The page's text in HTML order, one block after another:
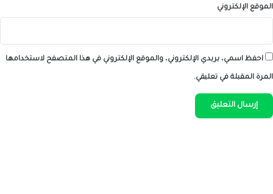
الموقع الإلكتروني
احفظ اسمي، بريدي الإلكتروني، والموقع الإلكتروني في هذا المتصفح لاستخدامها
المرة المقبلة في تعليقي.